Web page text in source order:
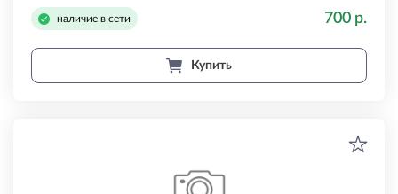
наличие в сети 700 р.
Купить